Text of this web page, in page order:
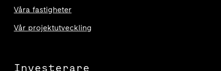
Våra fastigheter
Vår projektutveckling
Investerare